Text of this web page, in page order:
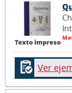
Texto impreso
Ver